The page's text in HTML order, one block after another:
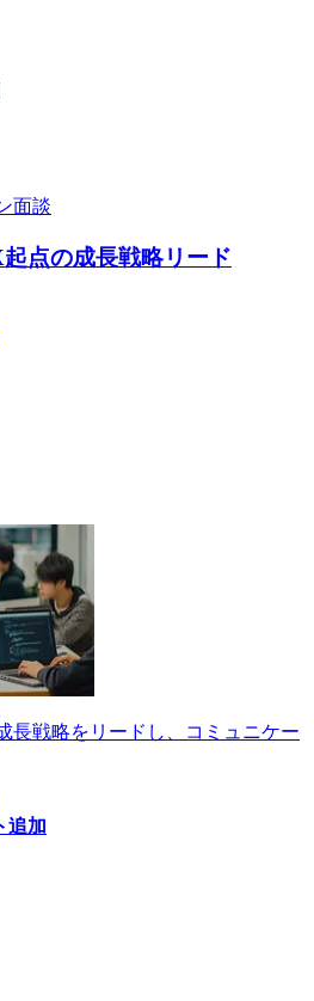
面談
起点の成長戦略リード
長戦略をリードし、コミュニケー
追加